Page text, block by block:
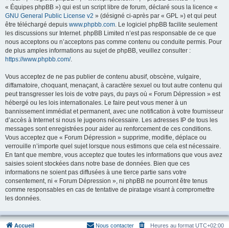
« Équipes phpBB ») qui est un script libre de forum, déclaré sous la licence «
GNU General Public License v2 » (désigné ci-après par « GPL ») et qui peut
être téléchargé depuis www.phpbb.com. Le logiciel phpBB facilite seulement
les discussions sur Internet. phpBB Limited n’est pas responsable de ce que
nous acceptons ou n’acceptons pas comme contenu ou conduite permis. Pour
de plus amples informations au sujet de phpBB, veuillez consulter :
https://www.phpbb.com/.
Vous acceptez de ne pas publier de contenu abusif, obscène, vulgaire,
diffamatoire, choquant, menaçant, à caractère sexuel ou tout autre contenu qui
peut transgresser les lois de votre pays, du pays où « Forum Dépression » est
hébergé ou les lois internationales. Le faire peut vous mener à un
bannissement immédiat et permanent, avec une notification à votre fournisseur
d’accès à Internet si nous le jugeons nécessaire. Les adresses IP de tous les
messages sont enregistrées pour aider au renforcement de ces conditions.
Vous acceptez que « Forum Dépression » supprime, modifie, déplace ou
verrouille n’importe quel sujet lorsque nous estimons que cela est nécessaire.
En tant que membre, vous acceptez que toutes les informations que vous avez
saisies soient stockées dans notre base de données. Bien que ces
informations ne soient pas diffusées à une tierce partie sans votre
consentement, ni « Forum Dépression », ni phpBB ne pourront être tenus
comme responsables en cas de tentative de piratage visant à compromettre
les données.
Accueil Heures au format UTC+02:00
Nous contacter